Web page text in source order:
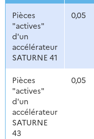
Pièces
"actives"
d'un
accélérateur
SATURNE 41
0,05
Pièces
"actives"
d'un
accélérateur
SATURNE
43
0,05